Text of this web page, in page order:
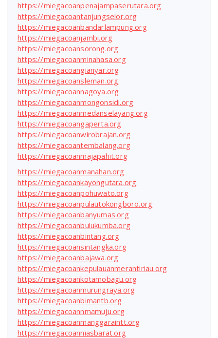
https://miegacoanpenajampaserutara.org
https://miegacoantanjungselor.org
https://miegacoanbandarlampung.org
https://miegacoanjambi.org
https://miegacoansorong.org
https://miegacoanminahasa.org
https://miegacoangianyar.org
https://miegacoansleman.org
https://miegacoannagoya.org
https://miegacoanmongonsidi.org
https://miegacoanmedanselayang.org
https://miegacoangaperta.org
https://miegacoanwirobrajan.org
https://miegacoantembalang.org
https://miegacoanmajapahit.org
https://miegacoanmanahan.org
https://miegacoankayongutara.org
https://miegacoanpohuwato.org
https://miegacoanpulautokongboro.org
https://miegacoanbanyumas.org
https://miegacoanbulukumba.org
https://miegacoanbintang.org
https://miegacoansintangka.org
https://miegacoanbajawa.org
https://miegacoankepulauanmerantiriau.org
https://miegacoankotamobagu.org
https://miegacoanmurungraya.org
https://miegacoanbimantb.org
https://miegacoannmamuju.org
https://miegacoanmanggaraintt.org
https://miegacoanniasbarat.org